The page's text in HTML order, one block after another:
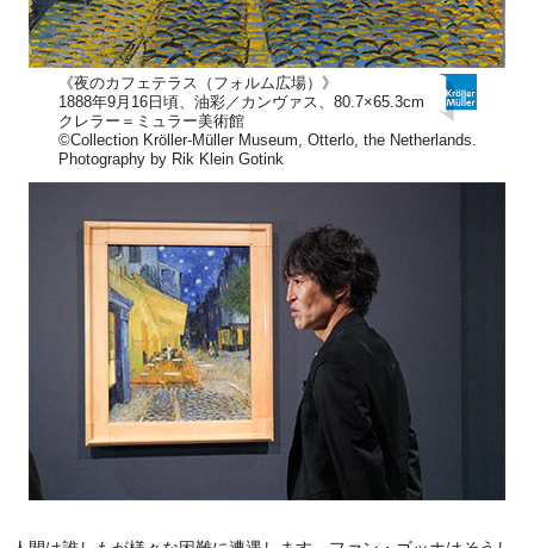
《夜のカフェテラス（フォルム広場）》
1888年9月16日頃、油彩／カンヴァス、80.7×65.3cm
クレラー＝ミュラー美術館
©Collection Kröller-Müller Museum, Otterlo, the Netherlands.
Photography by Rik Klein Gotink